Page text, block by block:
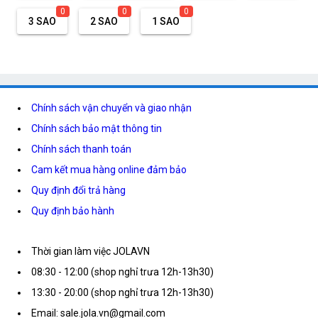
3 SAO
0
2 SAO
0
1 SAO
0
Chính sách vận chuyển và giao nhận
Chính sách bảo mật thông tin
Chính sách thanh toán
Cam kết mua hàng online đảm bảo
Quy định đổi trả hàng
Quy định bảo hành
Thời gian làm việc JOLAVN
08:30 - 12:00 (shop nghỉ trưa 12h-13h30)
13:30 - 20:00 (shop nghỉ trưa 12h-13h30)
Email: sale.jola.vn@gmail.com